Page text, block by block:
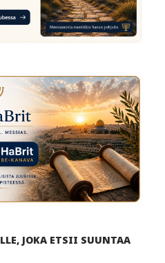
JOKA ETSII SUUNTAA